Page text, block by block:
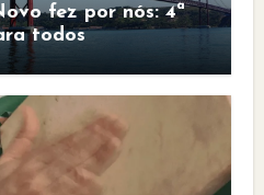
fez por nós: 4ª
todos